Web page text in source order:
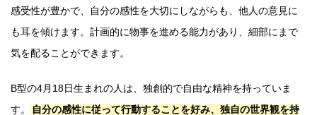
感受性が豊かで、自分の感性を大切にしながらも、他人の意見に
も耳を傾けます。計画的に物事を進める能力があり、細部にまで
気を配ることができます。
B型の4月18日生まれの人は、独創的で自由な精神を持っていま
す。
自分の感性に従って行動することを好み、独自の世界観を持